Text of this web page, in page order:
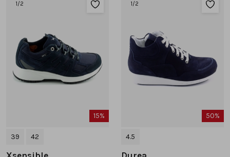
1 /2
15%
39 42
1 /2
50%
4.5